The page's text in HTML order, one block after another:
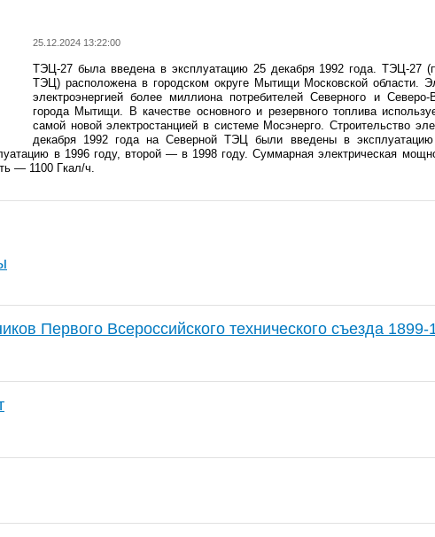
25.12.2024 13:22:00
ТЭЦ-27 была введена в эксплуатацию 25 декабря 1992 года. ТЭЦ-27
ТЭЦ) расположена в городском округе Мытищи Московской области.
электроэнергией более миллиона потребителей Северного и
города Мытищи. В качестве основного и резервного топлива
самой новой электростанцией в системе Мосэнерго. Строительство
декабря 1992 года на Северной ТЭЦ были введены в
в 1996 году, второй — в 1998 году. Суммарная электрическая
— 1100 Гкал/ч.
Первого Всероссийского технического съезда 1899-